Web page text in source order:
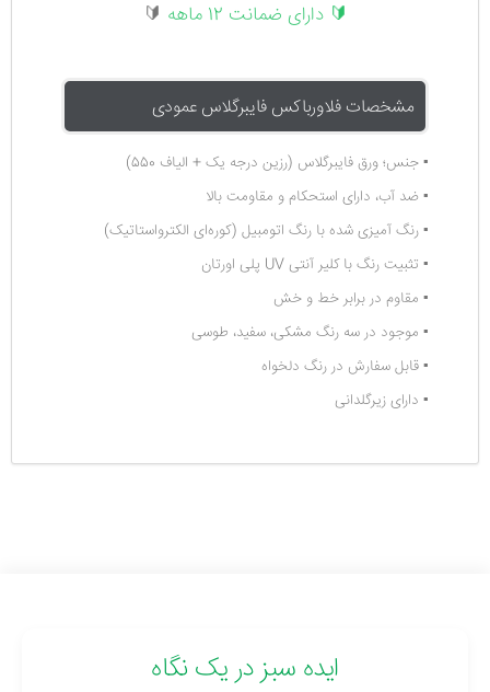
🔰 دارای ضمانت 12 ماهه 🔰
مشخصات فلاورباکس فایبرگلاس عمودی
▪️ جنس؛ ورق فایبرگلاس (رزین درجه یک + الیاف 550)
▪️ ضد آب، دارای استحکام و مقاومت بالا
▪️ رنگ آمیزی شده با رنگ اتومبیل (کوره‌ای الکترواستاتیک)
▪️ تثبیت رنگ با کلیر آنتی UV پلی اورتان
▪️ مقاوم در برابر خط و خش
▪️ موجود در سه رنگ مشکی، سفید، طوسی
▪️ قابل سفارش در رنگ دلخواه
▪️ دارای زیرگلدانی
ایده سبز در یک نگاه